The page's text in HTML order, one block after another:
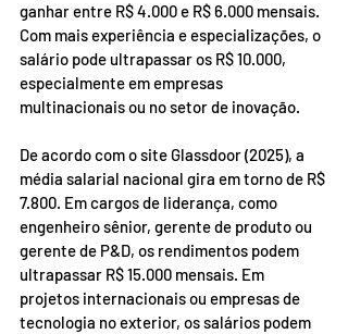
ganhar entre R$ 4.000 e R$ 6.000 mensais.
Com mais experiência e especializações, o
salário pode ultrapassar os R$ 10.000,
especialmente em empresas
multinacionais ou no setor de inovação.
De acordo com o site Glassdoor (2025), a
média salarial nacional gira em torno de R$
7.800. Em cargos de liderança, como
engenheiro sênior, gerente de produto ou
gerente de P&D, os rendimentos podem
ultrapassar R$ 15.000 mensais. Em
projetos internacionais ou empresas de
tecnologia no exterior, os salários podem